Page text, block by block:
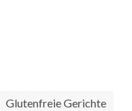
Glutenfreie Gerichte